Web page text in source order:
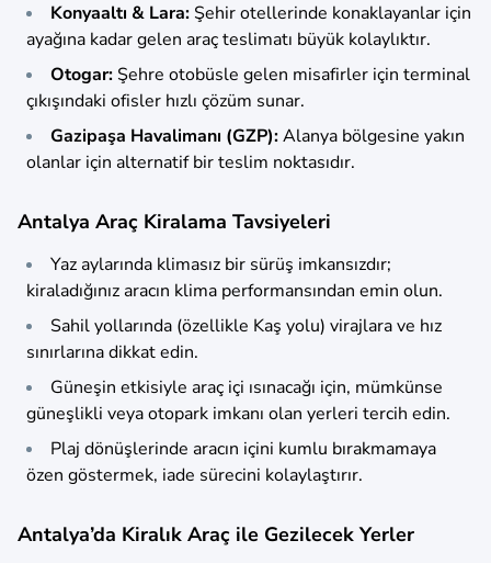
Konyaaltı & Lara: Şehir otellerinde konaklayanlar için
ayağına kadar gelen araç teslimatı büyük kolaylıktır.
Otogar: Şehre otobüsle gelen misafirler için terminal
çıkışındaki ofisler hızlı çözüm sunar.
Gazipaşa Havalimanı (GZP):Alanya bölgesine yakın
olanlar için alternatif bir teslim noktasıdır.
Antalya Araç Kiralama Tavsiyeleri
Yaz aylarında klimasız bir sürüş imkansızdır;
kiraladığınız aracın klima performansından emin olun.
Sahil yollarında (özellikle Kaş yolu) virajlara ve hız
sınırlarına dikkat edin.
Güneşin etkisiyle araç içi ısınacağı için, mümkünse
güneşlikli veya otopark imkanı olan yerleri tercih edin.
Plaj dönüşlerinde aracın içini kumlu bırakmamaya
özen göstermek, iade sürecini kolaylaştırır.
Antalya’da Kiralık Araç ile Gezilecek Yerler